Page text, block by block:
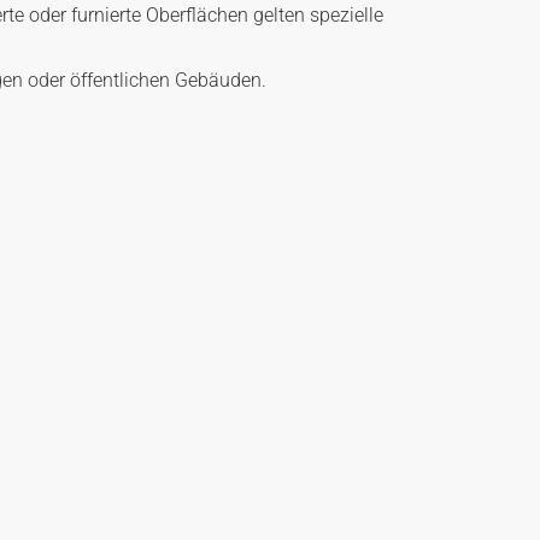
oder furnierte Oberflächen gelten spezielle
oder öffentlichen Gebäuden.